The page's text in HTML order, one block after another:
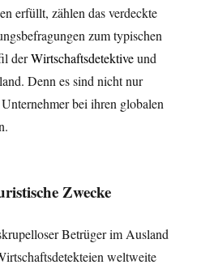
erfüllt, zählen das verdeckte
zum typischen
derWirtschaftsdetektiveund
Denn es sind nicht nur
bei ihren globalen
Zwecke
Betrüger im Ausland
weltweite